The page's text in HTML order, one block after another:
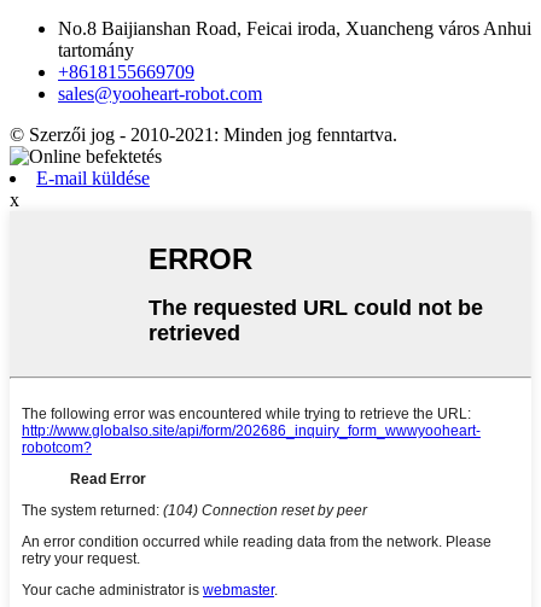
No.8 Baijianshan Road, Feicai iroda, Xuancheng város Anhui
tartomány
+8618155669709
sales@yooheart-robot.com
© Szerzői jog - 2010-2021: Minden jog fenntartva.
E-mail küldése
x